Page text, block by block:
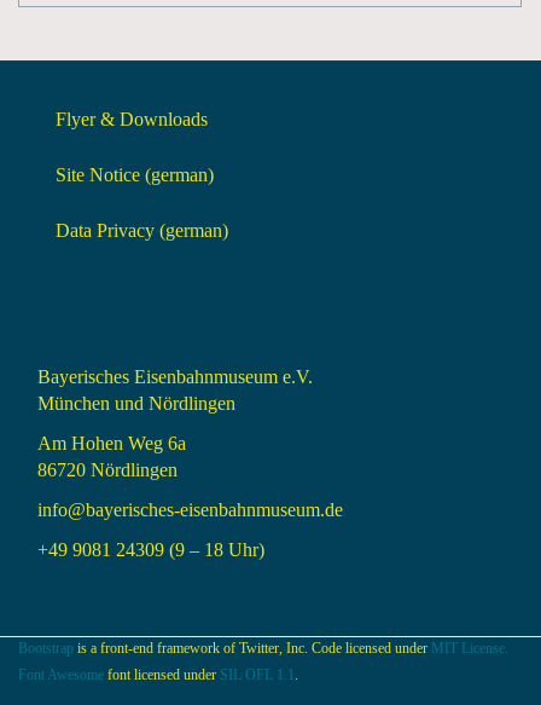
Flyer & Downloads
Site Notice (german)
Data Privacy (german)
Bayerisches Eisenbahnmuseum e.V.
München und Nördlingen
Am Hohen Weg 6a
86720 Nördlingen
info@bayerisches-eisenbahnmuseum.de
+49 9081 24309 (9 – 18 Uhr)
Bootstrap is a front-end framework of Twitter, Inc. Code licensed under MIT License.
Font Awesome font licensed under SIL OFL 1.1 .